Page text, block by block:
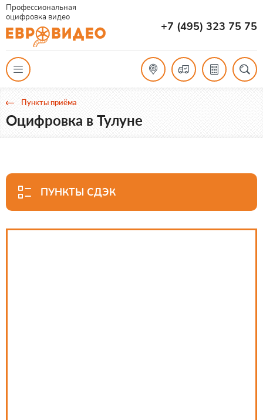
Профессиональная
оцифровка видео
+7 (495) 323 75 75
Пункты приёма
Оцифровка в Тулуне
ПУНКТЫ СДЭК